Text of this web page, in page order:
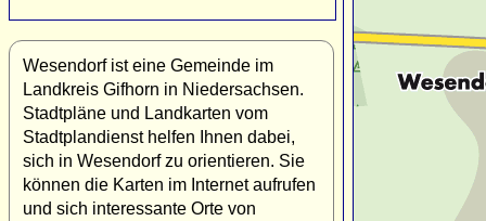
Wesendorf ist eine Gemeinde im
Landkreis Gifhorn in Niedersachsen.
Stadtpläne und Landkarten vom
Stadtplandienst helfen Ihnen dabei,
sich in Wesendorf zu orientieren. Sie
können die Karten im Internet aufrufen
und sich interessante Orte von